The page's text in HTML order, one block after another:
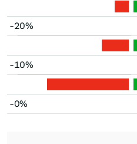
-20%
-10%
-0%